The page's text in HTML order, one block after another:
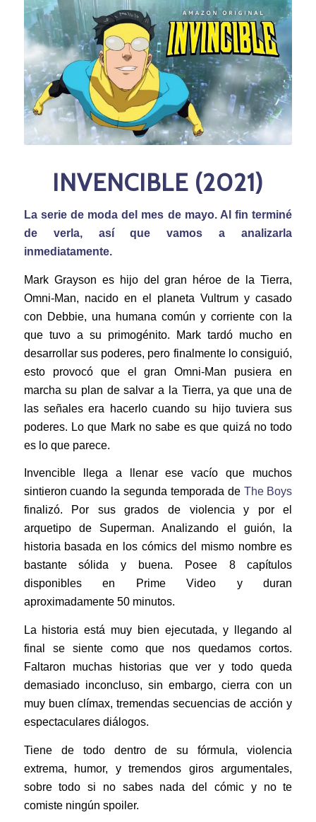
INVENCIBLE (2021)
La serie de moda del mes de mayo. Al fin terminé
de verla, así que vamos a analizarla
inmediatamente.
Mark Grayson es hijo del gran héroe de la Tierra,
Omni-Man, nacido en el planeta Vultrum y casado
con Debbie, una humana común y corriente con la
que tuvo a su primogénito. Mark tardó mucho en
desarrollar sus poderes, pero finalmente lo consiguió,
esto provocó que el gran Omni-Man pusiera en
marcha su plan de salvar a la Tierra, ya que una de
las señales era hacerlo cuando su hijo tuviera sus
poderes. Lo que Mark no sabe es que quizá no todo
es lo que parece.
Invencible llega a llenar ese vacío que muchos
sintieron cuando la segunda temporada de The Boys
finalizó. Por sus grados de violencia y por el
arquetipo de Superman. Analizando el guión, la
historia basada en los cómics del mismo nombre es
bastante sólida y buena. Posee 8 capítulos
disponibles en Prime Video y duran
aproximadamente 50 minutos.
La historia está muy bien ejecutada, y llegando al
final se siente como que nos quedamos cortos.
Faltaron muchas historias que ver y todo queda
demasiado inconcluso, sin embargo, cierra con un
muy buen clímax, tremendas secuencias de acción y
espectaculares diálogos.
Tiene de todo dentro de su fórmula, violencia
extrema, humor, y tremendos giros argumentales,
sobre todo si no sabes nada del cómic y no te
comiste ningún spoiler.